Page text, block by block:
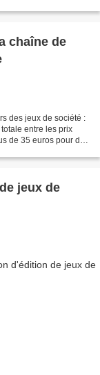
chaîne de
des jeux de société :
entre les prix
de 35 euros pour des
jeux de